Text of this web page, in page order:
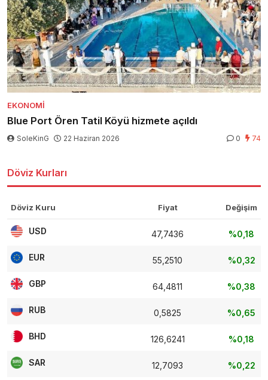
EKONOMI
Blue Port Ören Tatil Köyü hizmete açıldı
SoleKinG 22 Haziran 2026 0 74
Döviz Kurları
Döviz Kuru Fiyat Değişim
USD 47,7436 %0,18
EUR 55,2510 %0,32
GBP 64,4811 %0,38
RUB 0,5825 %0,65
BHD 126,6241 %0,18
SAR 12,7093 %0,22